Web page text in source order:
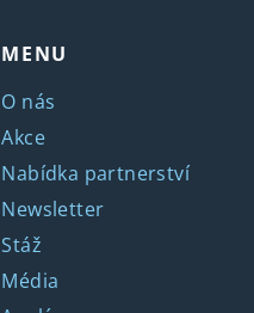
MENU
O nás
Akce
Nabídka partnerství
Newsletter
Stáž
Média